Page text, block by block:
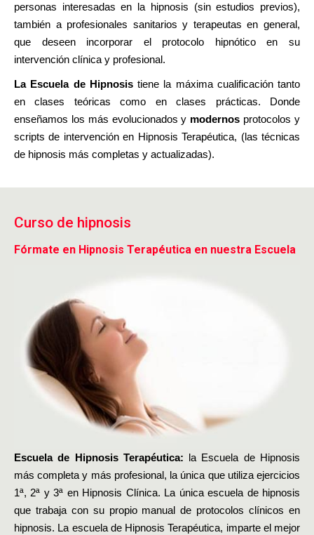
personas interesadas en la hipnosis (sin estudios previos),
también a profesionales sanitarios y terapeutas en general,
que deseen incorporar el protocolo hipnótico en su
intervención clínica y profesional.
La Escuela de Hipnosistiene la máxima cualificación tanto
en clases teóricas como en clases prácticas. Donde
enseñamos los más evolucionados y modernos protocolos y
scripts de intervención en Hipnosis Terapéutica, (las técnicas
de hipnosis más completas y actualizadas).
Curso de hipnosis
Fórmate en Hipnosis Terapéutica en nuestra Escuela
Escuela de Hipnosis Terapéutica: la Escuela de Hipnosis
más completa y más profesional, la única que utiliza ejercicios
1ª, 2ª y 3ª en Hipnosis Clínica. La única escuela de hipnosis
que trabaja con su propio manual de protocolos clínicos en
hipnosis. La escuela de Hipnosis Terapéutica, imparte el mejor